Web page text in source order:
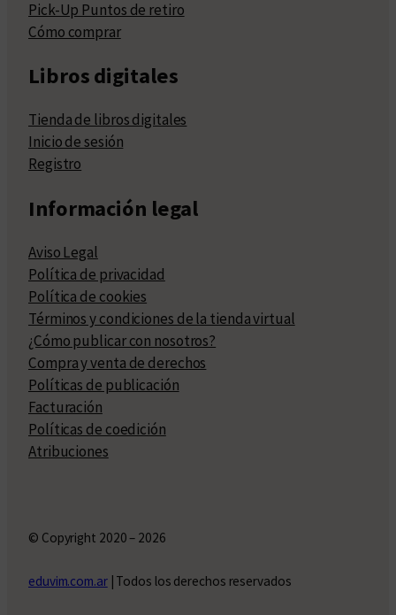
Pick-Up Puntos de retiro
Cómo comprar
Libros digitales
Tienda de libros digitales
Inicio de sesión
Registro
Información legal
Aviso Legal
Política de privacidad
Política de cookies
Términos y condiciones de la tienda virtual
¿Cómo publicar con nosotros?
Compra y venta de derechos
Políticas de publicación
Facturación
Políticas de coedición
Atribuciones
© Copyright 2020 – 2026
eduvim.com.ar| Todos los derechos reservados